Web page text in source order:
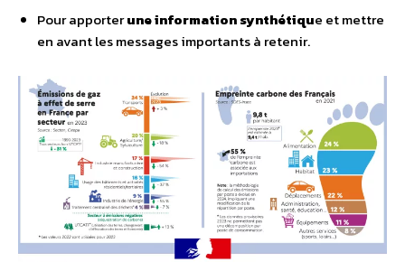
Pour apporterune information synthétique et mettre
en avant les messages importants à retenir.